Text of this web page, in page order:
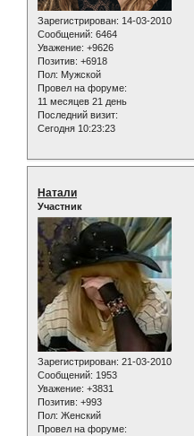
Зарегистрирован: 14-03-2010
Сообщений: 6464
Уважение: +9626
Позитив: +6918
Пол: Мужской
Провел на форуме:
11 месяцев 21 день
Последний визит:
Сегодня 10:23:23
Натали
Участник
Зарегистрирован: 21-03-2010
Сообщений: 1953
Уважение: +3831
Позитив: +993
Пол: Женский
Провел на форуме: